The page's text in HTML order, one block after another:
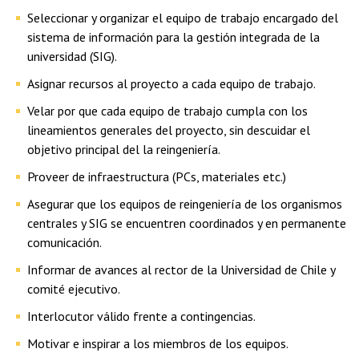
Seleccionar y organizar el equipo de trabajo encargado del
sistema de información para la gestión integrada de la
universidad (SIG).
Asignar recursos al proyecto a cada equipo de trabajo.
Velar por que cada equipo de trabajo cumpla con los
lineamientos generales del proyecto, sin descuidar el
objetivo principal del la reingeniería.
Proveer de infraestructura (PCs, materiales etc.)
Asegurar que los equipos de reingeniería de los organismos
centrales y SIG se encuentren coordinados y en permanente
comunicación.
Informar de avances al rector de la Universidad de Chile y
comité ejecutivo.
Interlocutor válido frente a contingencias.
Motivar e inspirar a los miembros de los equipos.